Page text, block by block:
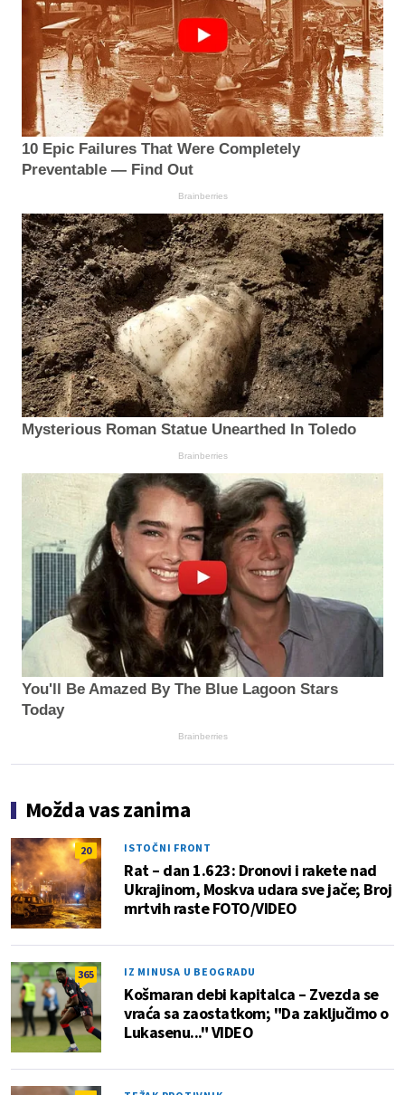
10 Epic Failures That Were Completely
Preventable — Find Out
Brainberries
Mysterious Roman Statue Unearthed In Toledo
Brainberries
You'll Be Amazed By The Blue Lagoon Stars
Today
Brainberries
Možda vas zanima
20 ISTOČNI FRONT
Rat – dan 1.623: Dronovi i rakete nad
Ukrajinom, Moskva udara sve jače; Broj
mrtvih raste FOTO/VIDEO
365 IZ MINUSA U BEOGRADU
Košmaran debi kapitalca – Zvezda se
vraća sa zaostatkom; "Da zaključimo o
Lukasenu..." VIDEO